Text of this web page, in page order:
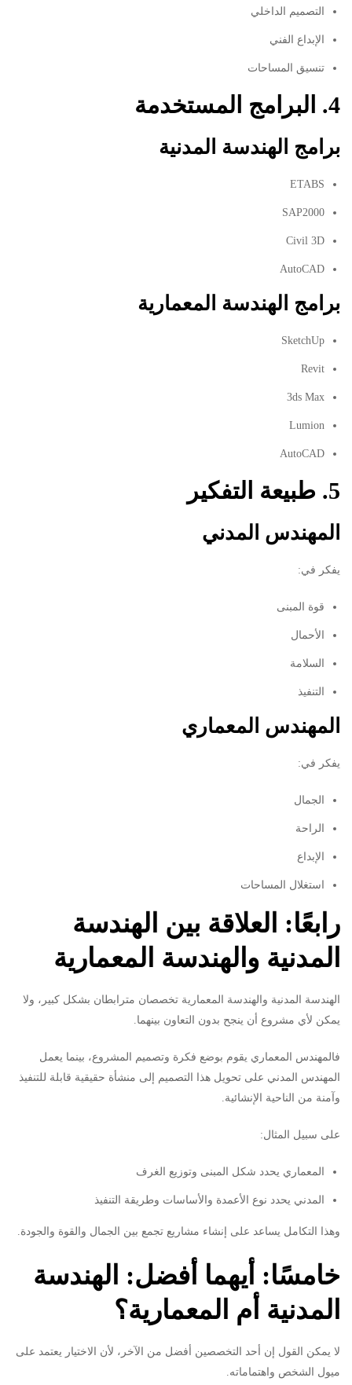
التصميم الداخلي
الإبداع الفني
تنسيق المساحات
4. البرامج المستخدمة
برامج الهندسة المدنية
ETABS
SAP2000
Civil 3D
AutoCAD
برامج الهندسة المعمارية
SketchUp
Revit
3ds Max
Lumion
AutoCAD
5. طبيعة التفكير
المهندس المدني
يفكر في:
قوة المبنى
الأحمال
السلامة
التنفيذ
المهندس المعماري
يفكر في:
الجمال
الراحة
الإبداع
استغلال المساحات
رابعًا: العلاقة بين الهندسة
المدنية والهندسة المعمارية
الهندسة المدنية والهندسة المعمارية تخصصان مترابطان بشكل كبير، ولا
يمكن لأي مشروع أن ينجح بدون التعاون بينهما.
فالمهندس المعماري يقوم بوضع فكرة وتصميم المشروع، بينما يعمل
المهندس المدني على تحويل هذا التصميم إلى منشأة حقيقية قابلة للتنفيذ
وآمنة من الناحية الإنشائية.
على سبيل المثال:
المعماري يحدد شكل المبنى وتوزيع الغرف
المدني يحدد نوع الأعمدة والأساسات وطريقة التنفيذ
وهذا التكامل يساعد على إنشاء مشاريع تجمع بين الجمال والقوة والجودة.
خامسًا: أيهما أفضل: الهندسة
المدنية أم المعمارية؟
لا يمكن القول إن أحد التخصصين أفضل من الآخر، لأن الاختيار يعتمد على
ميول الشخص واهتماماته.